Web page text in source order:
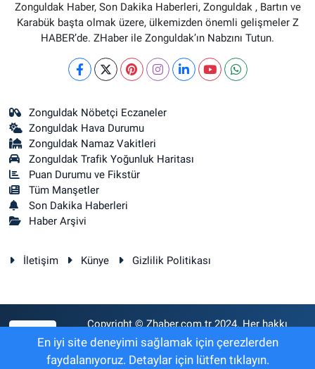
Zonguldak Haber, Son Dakika Haberleri, Zonguldak , Bartın ve
Karabük başta olmak üzere, ülkemizden önemli gelişmeler Z
HABER’de. ZHaber ile Zonguldak’ın Nabzını Tutun.
Zonguldak Nöbetçi Eczaneler
Zonguldak Hava Durumu
Zonguldak Namaz Vakitleri
Zonguldak Trafik Yoğunluk Haritası
Puan Durumu ve Fikstür
Tüm Manşetler
Son Dakika Haberleri
Haber Arşivi
İletişim Künye Gizlilik Politikası
Copyright © Zhaber.com.tr 2024. Her hakkı
saklıdır.
En iyi site deneyimi sağlamak için çerezlerden
faydalanıyoruz. Detaylar için lütfen tıklayın.